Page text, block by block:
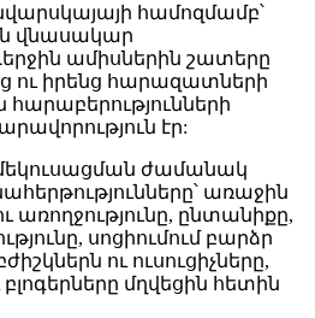
համոզմամբ՝
վնասակար
ամիսներին շատերը
ու իրենց հարազատների
էր:
ժամանակ
առաջին
առողջությունը, ընտանիքը,
սոցիումում բարձր
ու ուսուցիչները,
մղվեցին հետին